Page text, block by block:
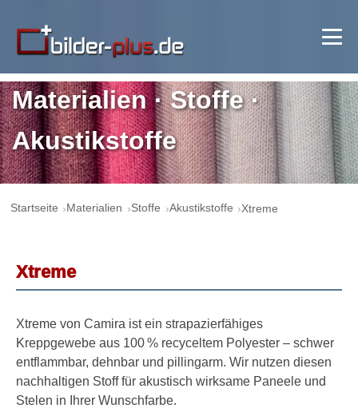
Materialien · Stoffe ·
Akustikstoffe
Startseite Materialien Stoffe Akustikstoffe Xtreme
Xtreme
Xtreme von Camira ist ein strapazierfähiges
Kreppgewebe aus 100 % recyceltem Polyester – schwer
entflammbar, dehnbar und pillingarm. Wir nutzen diesen
nachhaltigen Stoff für akustisch wirksame Paneele und
Stelen in Ihrer Wunschfarbe.